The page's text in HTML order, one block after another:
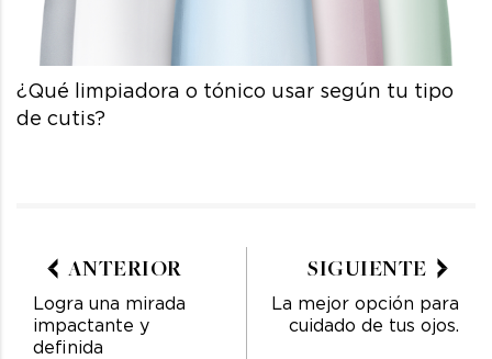
¿Qué limpiadora o tónico usar según tu tipo
de cutis?
ANTERIOR
Logra una mirada
impactante y
definida
SIGUIENTE
La mejor opción para
cuidado de tus ojos.